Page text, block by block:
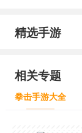
精选手游
相关专题
拳击手游大全